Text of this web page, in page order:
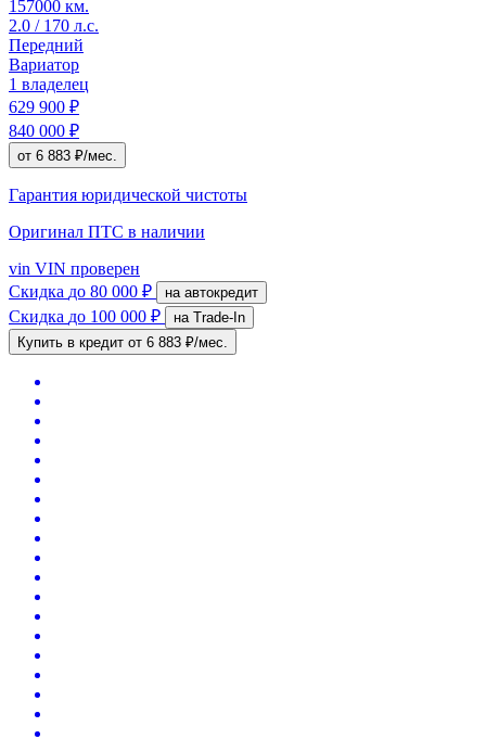
157000 км.
2.0 / 170 л.с.
Передний
Вариатор
1 владелец
629 900 ₽
840 000 ₽
от 6 883 ₽/мес.
Гарантия юридической чистоты
Оригинал ПТС в наличии
vin VIN проверен
Скидка до 80 000 ₽ на автокредит
Скидка до 100 000 ₽
на Trade-In
Купить в кредит от 6 883 ₽/мес.